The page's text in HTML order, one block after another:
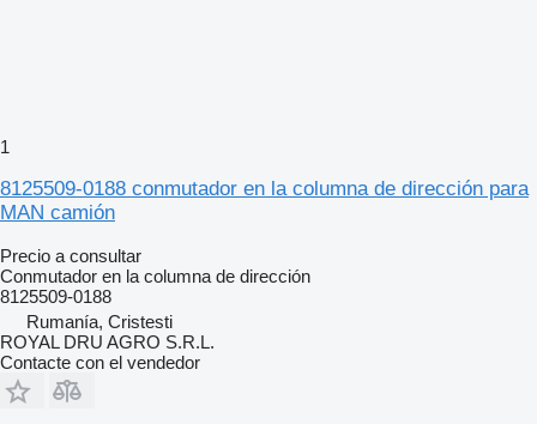
1
8125509-0188 conmutador en la columna de dirección para
MAN camión
Precio a consultar
Conmutador en la columna de dirección
8125509-0188
Rumanía, Cristesti
ROYAL DRU AGRO S.R.L.
Contacte con el vendedor